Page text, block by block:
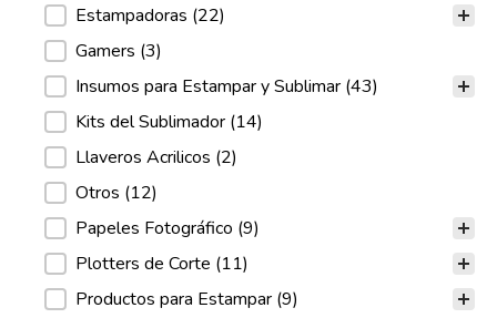
Estampadoras (22)
Gamers (3)
Insumos para Estampar y Sublimar (43)
Kits del Sublimador (14)
Llaveros Acrilicos (2)
Otros (12)
Papeles Fotográfico (9)
Plotters de Corte (11)
Productos para Estampar (9)